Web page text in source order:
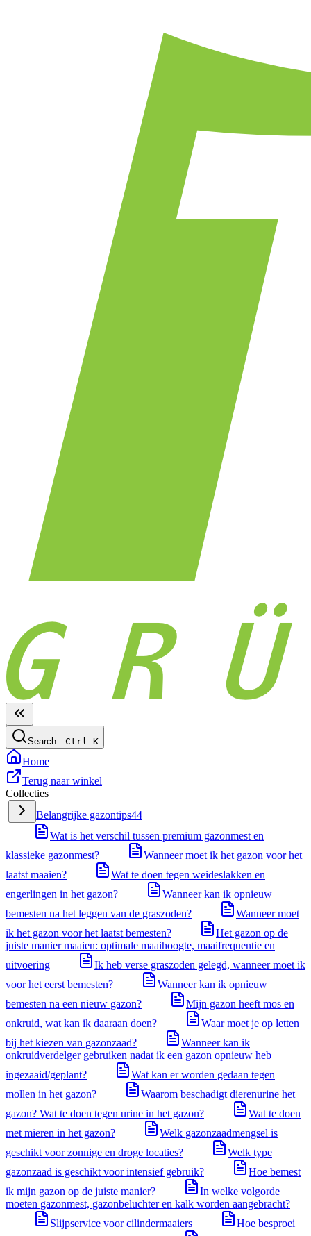
Search…Ctrl K
Home
Terug naar winkel
Collecties
Belangrijke gazontips44
Wat is het verschil tussen premium gazonmest en
klassieke gazonmest?
Wanneer moet ik het gazon voor het
laatst maaien?
Wat te doen tegen weideslakken en
engerlingen in het gazon?
Wanneer kan ik opnieuw
bemesten na het leggen van de graszoden?
Wanneer moet
ik het gazon voor het laatst bemesten?
Het gazon op de
juiste manier maaien: optimale maaihoogte, maaifrequentie en
uitvoering
Ik heb verse graszoden gelegd, wanneer moet ik
voor het eerst bemesten?
Wanneer kan ik opnieuw
bemesten na een nieuw gazon?
Mijn gazon heeft mos en
onkruid, wat kan ik daaraan doen?
Waar moet je op letten
bij het kiezen van gazonzaad?
Wanneer kan ik
onkruidverdelger gebruiken nadat ik een gazon opnieuw heb
ingezaaid/geplant?
Wat kan er worden gedaan tegen
mollen in het gazon?
Waarom beschadigt dierenurine het
gazon? Wat te doen tegen urine in het gazon?
Wat te doen
met mieren in het gazon?
Welk gazonzaadmengsel is
geschikt voor zonnige en droge locaties?
Welk type
gazonzaad is geschikt voor intensief gebruik?
Hoe bemest
ik mijn gazon op de juiste manier?
In welke volgorde
moeten gazonmest, gazonbeluchter en kalk worden aangebracht?
Slijpservice voor cilindermaaiers
Hoe besproei